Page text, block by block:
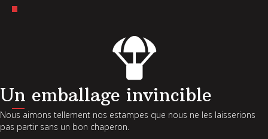
Un emballage invincible
Nous aimons tellement nos estampes que nous ne les laisserions
pas partir sans un bon chaperon.